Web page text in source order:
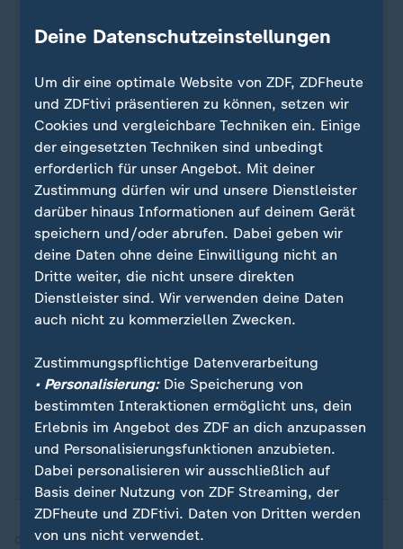
Quelle: Reuters
Sie wollen über Sport stets auf dem Laufenden
bleiben? Dann ist unser sportstudio-WhatsApp-
morgens zum Kaffee, mittags zum Lunch oder zum
Feierabend - erhalten Siedie wichtigsten News
direkt auf Ihr Smartphone. Melden Sie sich hier
ganz einfach für unseren WhatsApp-Channel an:
sportstudio-WhatsApp-Channel.
Quelle: SID
Deine Datenschutzeinstellungen
Um dir eine optimale Website von ZDF, ZDFheute
und ZDFtivi präsentieren zu können, setzen wir
Cookies und vergleichbare Techniken ein. Einige
der eingesetzten Techniken sind unbedingt
erforderlich für unser Angebot. Mit deiner
Zustimmung dürfen wir und unsere Dienstleister
darüber hinaus Informationen auf deinem Gerät
speichern und/oder abrufen. Dabei geben wir
deine Daten ohne deine Einwilligung nicht an
Dritte weiter, die nicht unsere direkten
Dienstleister sind. Wir verwenden deine Daten
auch nicht zu kommerziellen Zwecken.
Zustimmungspflichtige Datenverarbeitung
• Personalisierung:Die Speicherung von
bestimmten Interaktionen ermöglicht uns, dein
Erlebnis im Angebot des ZDF an dich anzupassen
und Personalisierungsfunktionen anzubieten.
Dabei personalisieren wir ausschließlich auf
Basis deiner Nutzung von ZDF Streaming, der
ZDFheute und ZDFtivi. Daten von Dritten werden
von uns nicht verwendet.